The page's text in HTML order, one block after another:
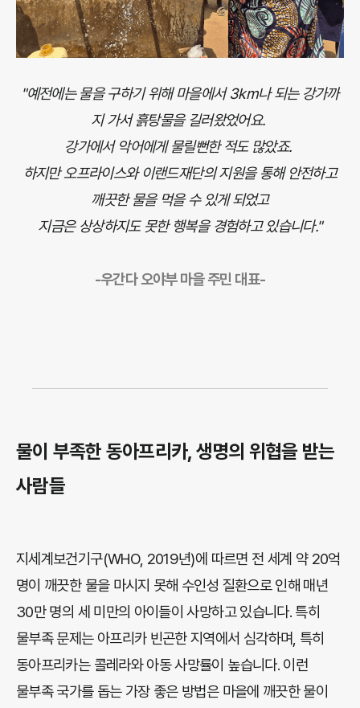
"예전에는 물을 구하기 위해 마을에서 3km나 되는 강가까
지 가서 흙탕물을 길러왔었어요.
강가에서 악어에게 물릴뻔한 적도 많았죠.
하지만 오프라이스와 이랜드재단의 지원을 통해 안전하고
깨끗한 물을 먹을 수 있게 되었고
지금은 상상하지도 못한 행복을 경험하고 있습니다."
-우간다 오야부 마을 주민 대표-
물이 부족한 동아프리카, 생명의 위협을 받는
사람들
지세계보건기구(WHO, 2019년)에 따르면 전 세계 약 20억
명이 깨끗한 물을 마시지 못해 수인성 질환으로 인해 매년
30만 명의 세 미만의 아이들이 사망하고 있습니다. 특히
물부족 문제는 아프리카 빈곤한 지역에서 심각하며, 특히
동아프리카는 콜레라와 아동 사망률이 높습니다. 이런
물부족 국가를 돕는 가장 좋은 방법은 마을에 깨끗한 물이